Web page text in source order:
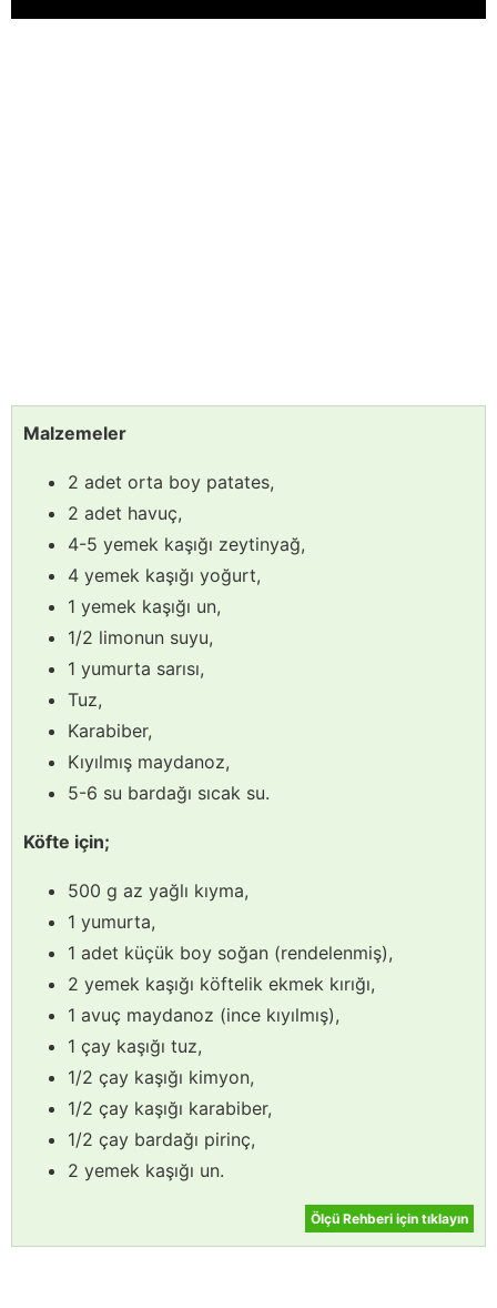
Malzemeler
2 adet orta boy patates,
2 adet havuç,
4-5 yemek kaşığı zeytinyağ,
4 yemek kaşığı yoğurt,
1 yemek kaşığı un,
1/2 limonun suyu,
1 yumurta sarısı,
Tuz,
Karabiber,
Kıyılmış maydanoz,
5-6 su bardağı sıcak su.
Köfte için;
500 g az yağlı kıyma,
1 yumurta,
1 adet küçük boy soğan (rendelenmiş),
2 yemek kaşığı köftelik ekmek kırığı,
1 avuç maydanoz (ince kıyılmış),
1 çay kaşığı tuz,
1/2 çay kaşığı kimyon,
1/2 çay kaşığı karabiber,
1/2 çay bardağı pirinç,
2 yemek kaşığı un.
Ölçü Rehberi için tıklayın